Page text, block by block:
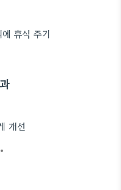
휴식 주기
개선